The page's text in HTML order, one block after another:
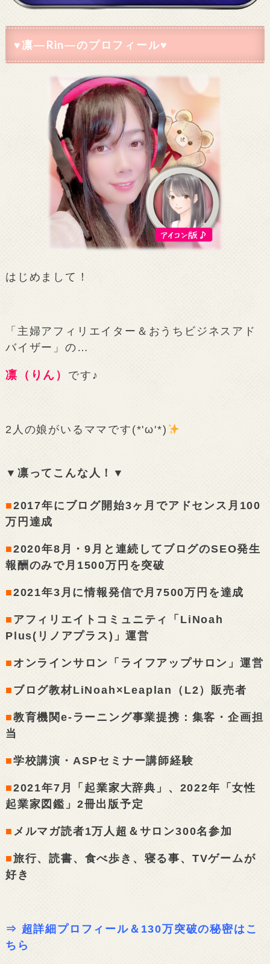
♥凛―Rin―のプロフィール♥
はじめまして！
「主婦アフィリエイター＆おうちビジネスアド
バイザー」の…
凛（りん） です♪
2人の娘がいるママです(*'ω'*)
▼凛ってこんな人！▼
■2017年にブログ開始3ヶ月でアドセンス月100
万円達成
■2020年8月・9月と連続してブログのSEO発生
報酬のみで月1500万円を突破
■2021年3月に情報発信で月7500万円を達成
■ アフィリエイトコミュニティ「LiNoah
Plus(リノアプラス)」運営
■ オンラインサロン「ライフアップサロン」運営
■ ブログ教材LiNoah×Leaplan（L2）販売者
■教育機関e-ラーニング事業提携：集客・企画担
当
■学校講演・ASPセミナー講師経験
■2021年7月「起業家大辞典」、2022年「女性
起業家図鑑」2冊出版予定
■ メルマガ読者1万人超＆サロン300名参加
■旅行、読書、食べ歩き、寝る事、TVゲームが
好き
⇒ 超詳細プロフィール＆130万突破の秘密はこ
ちら